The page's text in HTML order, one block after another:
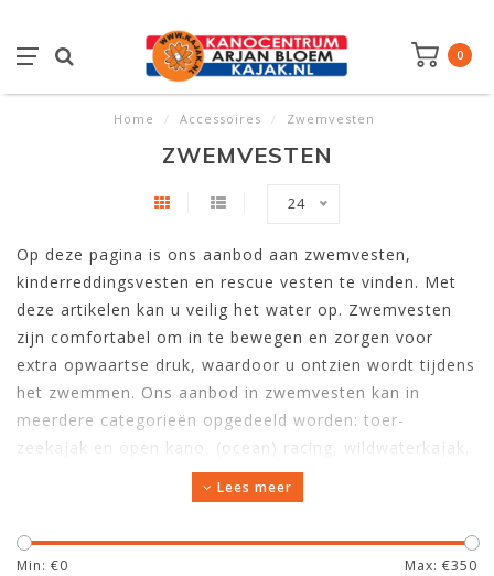
0
Home / Accessoires / Zwemvesten
ZWEMVESTEN
24
Op deze pagina is ons aanbod aan zwemvesten,
kinderreddingsvesten en rescue vesten te vinden. Met
deze artikelen kan u veilig het water op. Zwemvesten
zijn comfortabel om in te bewegen en zorgen voor
extra opwaartse druk, waardoor u ontzien wordt tijdens
het zwemmen. Ons aanbod in zwemvesten kan in
meerdere categorieën opgedeeld worden: toer-
zeekajak en open kano, (ocean) racing, wildwaterkajak,
Met deze tips onderhoudt u uw
zwemvest op de juiste manier.
Lees meer
Min: €0 Max: €350